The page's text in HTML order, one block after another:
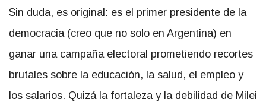
Sin duda, es original: es el primer presidente de la
democracia (creo que no solo en Argentina) en
ganar una campaña electoral prometiendo recortes
brutales sobre la educación, la salud, el empleo y
los salarios. Quizá la fortaleza y la debilidad de Milei